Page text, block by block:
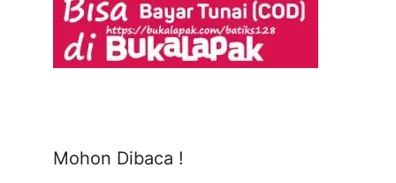
Mohon Dibaca !